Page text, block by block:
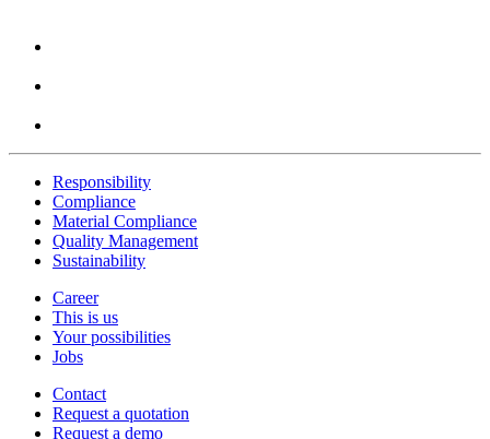
Responsibility
Compliance
Material Compliance
Quality Management
Sustainability
Career
This is us
Your possibilities
Jobs
Contact
Request a quotation
Request a demo